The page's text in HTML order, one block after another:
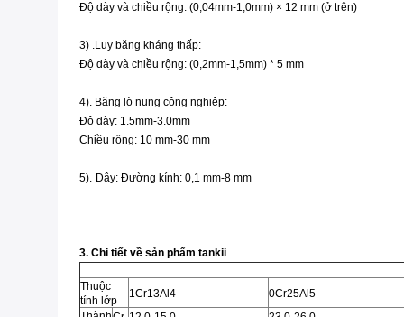
Độ dày và chiều rộng: (0,04mm-1,0mm) × 12 mm (ở trên)
3) .Luy băng kháng thấp:
Độ dày và chiều rộng: (0,2mm-1,5mm) * 5 mm
4). Băng lò nung công nghiệp:
Độ dày: 1.5mm-3.0mm
Chiều rộng: 10 mm-30 mm
5). Dây: Đường kính: 0,1 mm-8 mm
3. Chi tiết về sản phẩm tankii
Thuộc
tính lớp
1Cr13Al4 0Cr25Al5